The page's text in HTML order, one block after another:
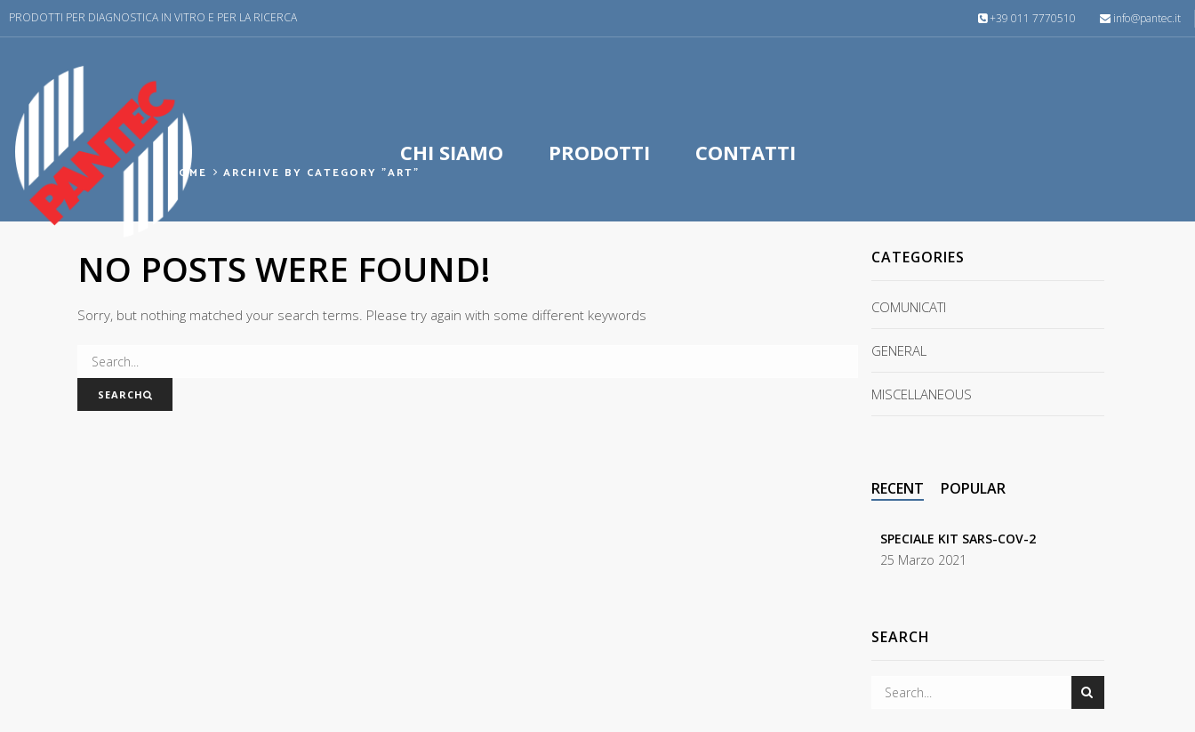
PRODOTTI PER DIAGNOSTICA IN VITRO E PER LA RICERCA +39 011 7770510 info@pantec.it
CHI SIAMO PRODOTTI CONTATTI
HOME ARCHIVE BY CATEGORY "ART"
NO POSTS WERE FOUND!
Sorry, but nothing matched your search terms. Please try again with some different keywords
SEARCH
CATEGORIES
COMUNICATI
GENERAL
MISCELLANEOUS
RECENT POPULAR
SPECIALE KIT SARS-COV-2
25 Marzo 2021
SEARCH